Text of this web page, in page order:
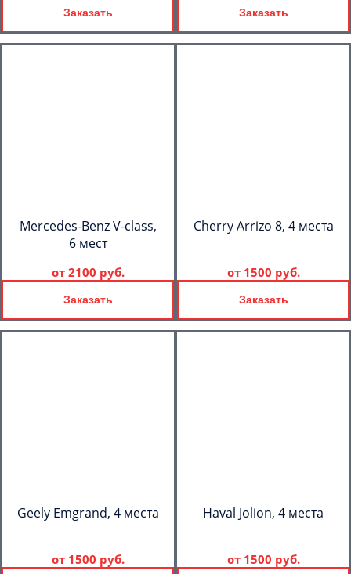
Заказать Заказать
Mercedes-Benz V-class,
6 мест
от 2100 руб.
Заказать
Cherry Arrizo 8, 4 места
от 1500 руб.
Заказать
Geely Emgrand, 4 места
от 1500 руб.
Haval Jolion, 4 места
от 1500 руб.